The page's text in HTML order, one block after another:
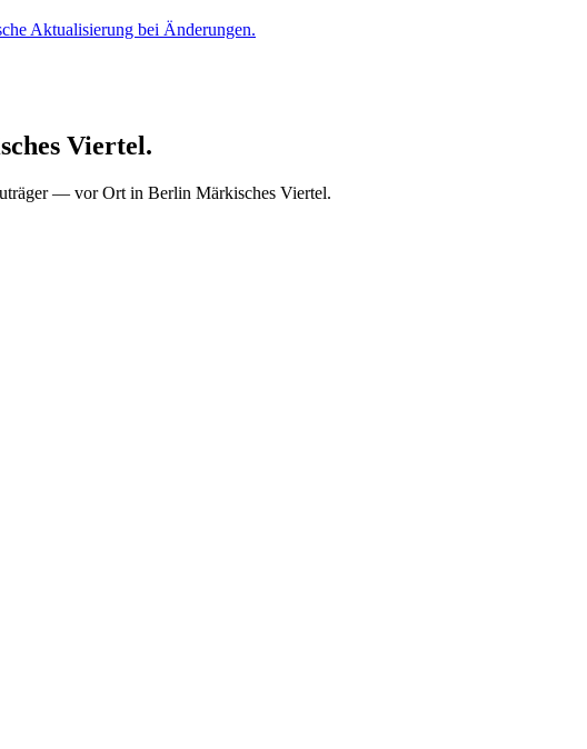
Aktualisierung bei Änderungen.
Viertel.
— vor Ort in Berlin Märkisches Viertel.